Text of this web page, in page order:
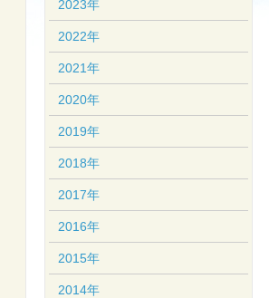
2023年
2022年
2021年
2020年
2019年
2018年
2017年
2016年
2015年
2014年